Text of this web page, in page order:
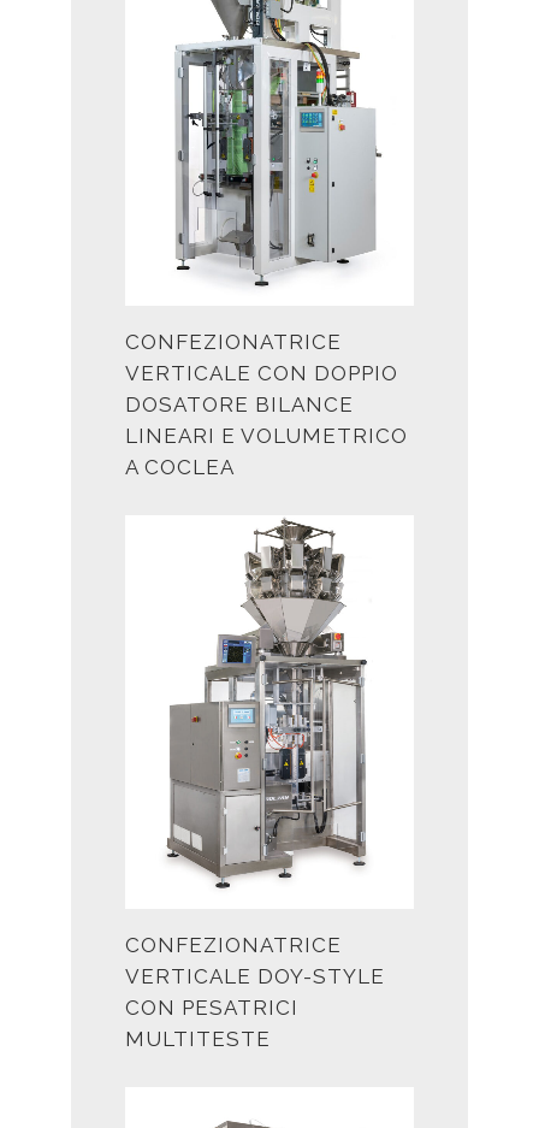
CONFEZIONATRICE
VERTICALE CON DOPPIO
DOSATORE BILANCE
LINEARI E VOLUMETRICO
A COCLEA
CONFEZIONATRICE
VERTICALE DOY-STYLE
CON PESATRICI
MULTITESTE